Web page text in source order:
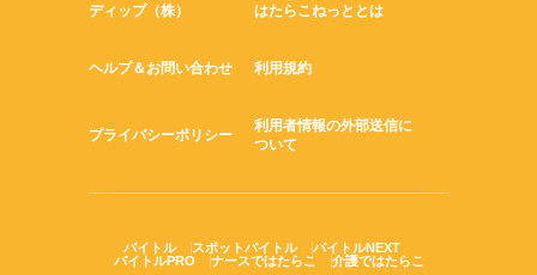
ディップ（株） はたらこねっととは
ヘルプ＆お問い合わせ 利用規約
プライバシーポリシー
利用者情報の外部送信に
ついて
バイトル スポットバイトル
バイトルNEXT
バイトルPRO
ナースではたらこ 介護ではたらこ